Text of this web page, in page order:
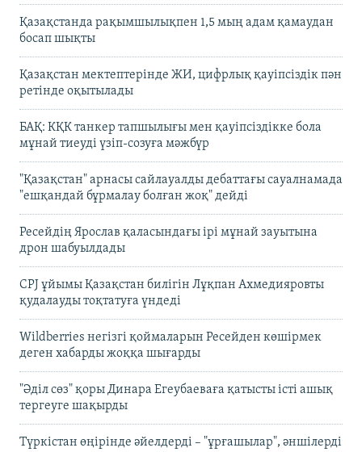
Қазақстанда рақымшылықпен 1,5 мың адам қамаудан
босап шықты
Қазақстан мектептерінде ЖИ, цифрлық қауіпсіздік пән
ретінде оқытылады
БАҚ: КҚК танкер тапшылығы мен қауіпсіздікке бола
мұнай тиеуді үзіп-созуға мәжбүр
"Қазақстан" арнасы сайлауалды дебаттағы сауалнамада
"ешқандай бұрмалау болған жоқ" дейді
Ресейдің Ярослав қаласындағы ірі мұнай зауытына
дрон шабуылдады
CPJ ұйымы Қазақстан билігін Лұқпан Ахмедияровты
қудалауды тоқтатуға үндеді
Wildberries негізгі қоймаларын Ресейден көшірмек
деген хабарды жоққа шығарды
"Әділ сөз" қоры Динара Егеубаеваға қатысты істі ашық
тергеуге шақырды
Түркістан өңірінде әйелдерді – "ұрғашылар", әншілерді